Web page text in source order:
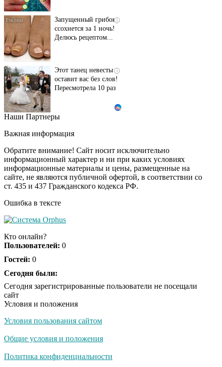
i
Запущенный грибок
ссохнется за 1 ночь!
Делюсь рецептом...
i
Этот танец невесты
оставит вас без слов!
Пересмотрела 10 раз
Ролик длится пару
шоке от увиденного
i
Ролик из Омска: вы
будете смеяться долго
Ржу не переставая, это
Скрытая камера на
люди вытворяют, когда
Ролик длится
смеяться вы будете
Наши Партнеры
Важная информация
Обратите внимание! Сайт носит исключительно
информационный характер и ни при каких условиях
информационные материалы и цены, размещенные на
сайте, не являются публичной офертой, в соответствии со
ст. 435 и 437 Гражданского кодекса РФ.
Ошибка в тексте
Кто онлайн?
Пользователей: 0
Гостей: 0
Сегодня были:
Сегодня зарегистрированные пользователи не посещали
сайт
Условия и положения
Условия пользования сайтом
Общие условия и положения
Политика конфиденциальности